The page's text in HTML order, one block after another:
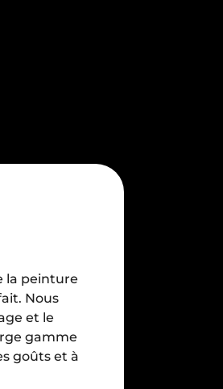
la peinture
Nous
et le
gamme
goûts et à